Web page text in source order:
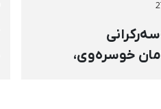
خوسرەوی،